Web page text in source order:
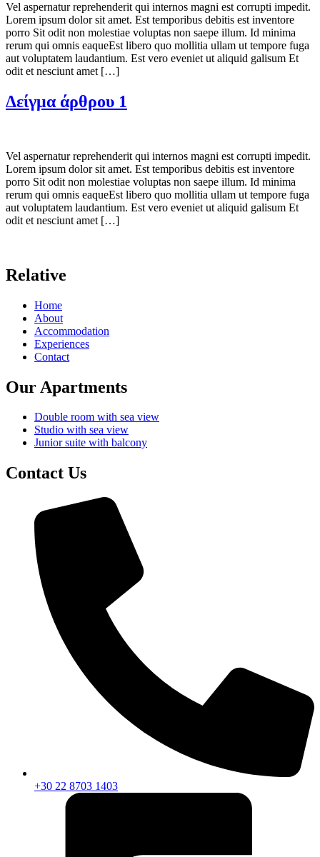
Vel aspernatur reprehenderit qui internos magni est corrupti impedit.
Lorem ipsum dolor sit amet. Est temporibus debitis est inventore
porro Sit odit non molestiae voluptas non saepe illum. Id minima
rerum qui omnis eaqueEst libero quo mollitia ullam ut tempore fuga
aut voluptatem laudantium. Est vero eveniet ut aliquid galisum Et
odit et nesciunt amet […]
Δείγμα άρθρου 1
Vel aspernatur reprehenderit qui internos magni est corrupti impedit.
Lorem ipsum dolor sit amet. Est temporibus debitis est inventore
porro Sit odit non molestiae voluptas non saepe illum. Id minima
rerum qui omnis eaqueEst libero quo mollitia ullam ut tempore fuga
aut voluptatem laudantium. Est vero eveniet ut aliquid galisum Et
odit et nesciunt amet […]
Relative
Home
About
Accommodation
Experiences
Contact
Our Apartments
Double room with sea view
Studio with sea view
Junior suite with balcony
Contact Us
+30 22 8703 1403